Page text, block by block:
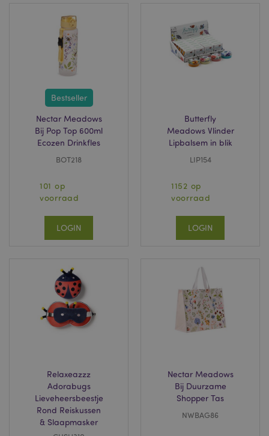
Bestseller
Nectar Meadows
Bij Pop Top 600ml
Ecozen Drinkfles
BOT218
101 op
voorraad
LOGIN
Butterfly
Meadows Vlinder
Lipbalsem in blik
LIP154
1152 op
voorraad
LOGIN
Relaxeazzz
Adorabugs
Lieveheersbeestje
Rond Reiskussen
& Slaapmasker
Nectar Meadows
Bij Duurzame
Shopper Tas
NWBAG86